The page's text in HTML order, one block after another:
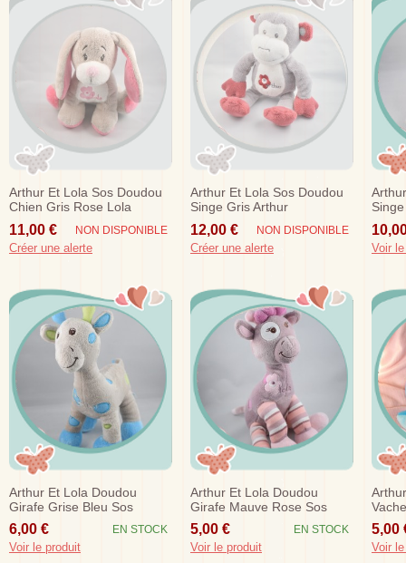
Arthur Et Lola Sos Doudou
Chien Gris Rose Lola
11,00 € NON DISPONIBLE
Créer une alerte
Arthur Et Lola Sos Doudou
Singe Gris Arthur
12,00 € NON DISPONIBLE
Créer une alerte Voir
Arthur Et Lola Doudou
Girafe Grise Bleu Sos
6,00 € EN STOCK
Voir le produit
Arthur Et Lola Doudou
Girafe Mauve Rose Sos
5,00 € EN STOCK
Voir le produit
5,00
Voir